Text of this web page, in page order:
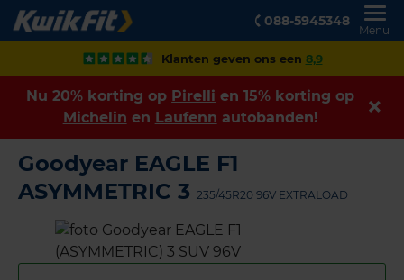
088-5945348
Menu
Klanten geven ons een 8,9
Nu 20% korting op Pirelli en 15% korting op
Michelin en Laufenn autobanden!
Goodyear EAGLE F1
ASYMMETRIC 3 235/45R20 96V EXTRALOAD